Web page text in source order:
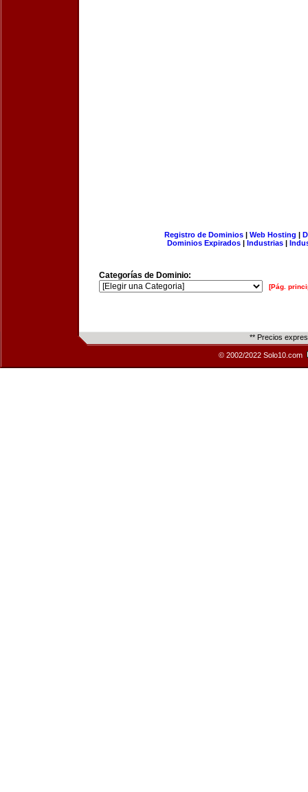
Registro de Dominios| Web Hosting |
Dominios Expirados | Industrias |
Categorías de Dominio:
[Pág.
** Precios
© 2002/2022 Solo10.com